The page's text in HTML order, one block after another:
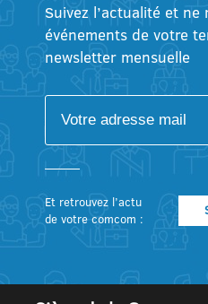
Suivez l’actualité et ne
événements de votre
newsletter mensuelle
Et retrouvez l’actu
de votre comcom :